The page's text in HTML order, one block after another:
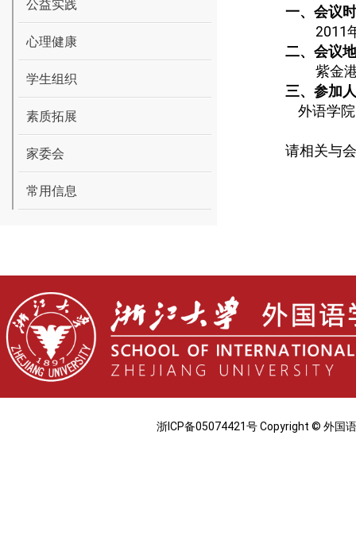
公益实践
心理健康
学生组织
素质拓展
家委会
常用信息
一、会议
2011
二、会议
紫金
三、参加
外语学院
请相关与
浙ICP备05074421号 Copyright © 外国